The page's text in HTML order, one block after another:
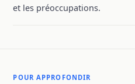
et les préoccupations.
POUR APPROFONDIR